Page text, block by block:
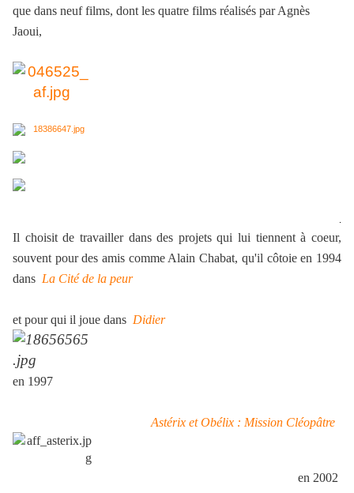
que dans neuf films, dont les quatre films réalisés par Agnès
Jaoui,
Il choisit de travailler dans des projets qui lui tiennent à coeur,
souvent pour des amis comme Alain Chabat, qu'il côtoie en 1994
dans La Cité de la peur
et pour qui il joue dans Didier
en 1997
Astérix et Obélix : Mission Cléopâtre
en 2002